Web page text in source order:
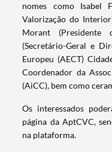
Termo de
Categorias
nomes como Isabel
Valorização do
Morant (Presidente
(Secretário-Geral e
Europeu (AECT)
Coordenador da
(AiCC), bem como
Os interessados
página da AptCVC,
na plataforma.